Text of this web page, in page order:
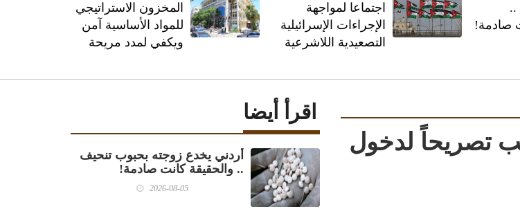
..
صادمة!
اجتماعا لمواجهة
الإجراءات الإسرائيلية
التصعيدية اللاشرعية
المخزون الاستراتيجي
للمواد الأساسية آمن
ويكفي لمدد مريحة
12 طناً تتطلب تصريحاً لدخول
اقرأ أيضا
أردني يخدع زوجته بحبوب تنحيف
.. والحقيقة كانت صادمة!
2026-08-05